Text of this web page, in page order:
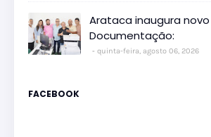
Arataca inaugura
Documentação:
quinta-feira, agosto 06, 2026
FACEBOOK